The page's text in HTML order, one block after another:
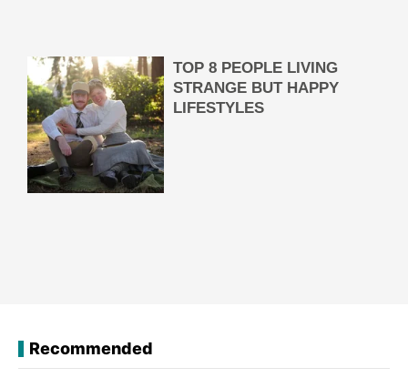
Recommended